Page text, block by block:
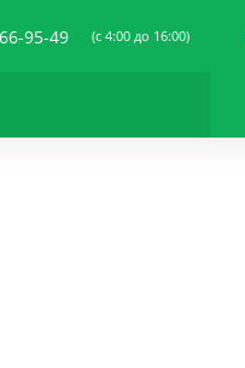
95-49 (c 4:00 до 16:00)